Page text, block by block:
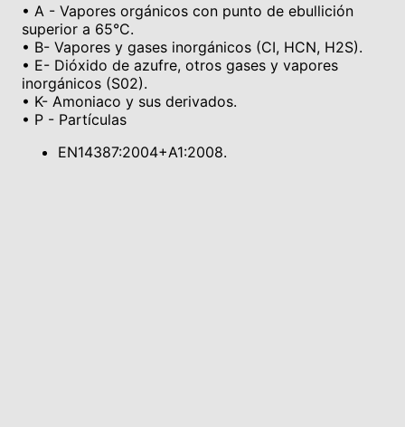
• A - Vapores orgánicos con punto de ebullición
superior a 65°C.
• B- Vapores y gases inorgánicos (CI, HCN, H2S).
• E- Dióxido de azufre, otros gases y vapores
inorgánicos (S02).
• K- Amoniaco y sus derivados.
• P - Partículas
EN14387:2004+A1:2008.